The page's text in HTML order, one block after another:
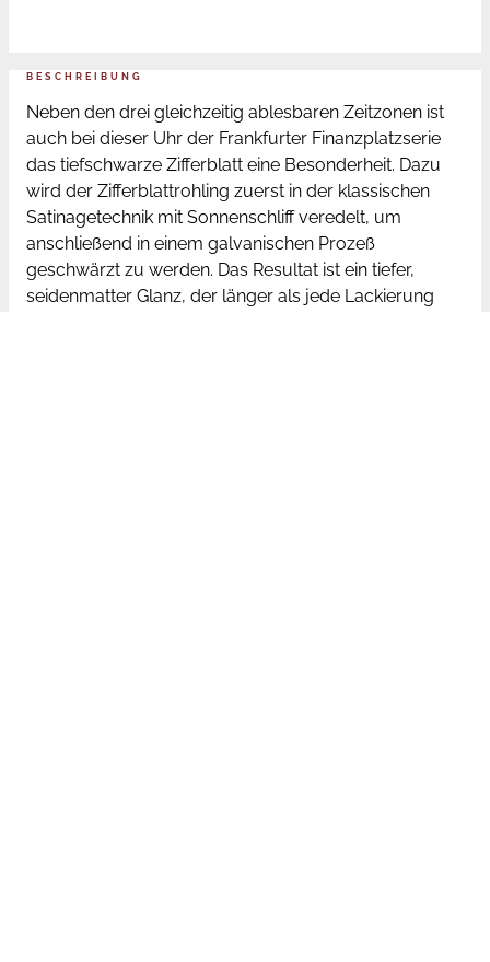
BESCHREIBUNG
Neben den drei gleichzeitig ablesbaren Zeitzonen ist
auch bei dieser Uhr der Frankfurter Finanzplatzserie
das tiefschwarze Zifferblatt eine Besonderheit. Dazu
wird der Zifferblattrohling zuerst in der klassischen
Satinagetechnik mit Sonnenschliff veredelt, um
anschließend in einem galvanischen Prozeß
geschwärzt zu werden. Das Resultat ist ein tiefer,
seidenmatter Glanz, der länger als jede Lackierung